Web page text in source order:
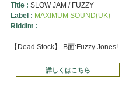
Title : SLOW JAM / FUZZY
Label : MAXIMUM SOUND(UK)
Riddim :
【Dead Stock】 B面:Fuzzy Jones!
詳しくはこちら